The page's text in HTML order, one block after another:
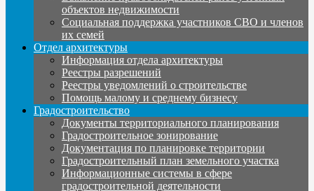
объектов недвижимости
Социальная поддержка участников СВО и членов
их семей
Отдел архитектуры
Информация отдела архитектуры
Реестры разрешений
Реестры уведомлений о строительстве
Помощь малому и среднему бизнесу
Градостроительство
Документы территориального планирования
Градостроительное зонирование
Документация по планировке территории
Градостроительный план земельного участка
Информационные системы в сфере
градостроительной деятельности